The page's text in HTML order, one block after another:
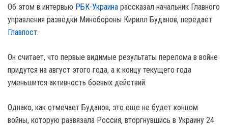
Об этом в интервью РБК-Украина рассказал начальник Главного
управления разведки Минобороны Кирилл Буданов, передает
Главпост.
Он считает, что первые видимые результаты перелома в войне
придутся на август этого года, а к концу текущего года
уменьшится активность боевых действий.
Однако, как отмечает Буданов, это еще не будет концом
войны, которую развязала Россия, вторгнувшись в Украину 24